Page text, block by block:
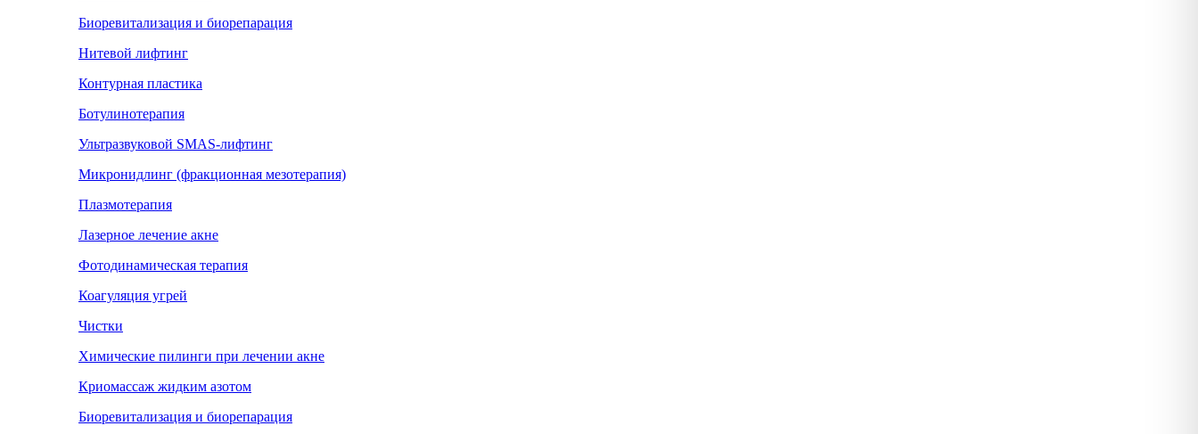
Биоревитализация и биорепарация
Нитевой лифтинг
Контурная пластика
Ботулинотерапия
Ультразвуковой SMAS-лифтинг
Микронидлинг (фракционная мезотерапия)
Плазмотерапия
Лазерное лечение акне
Фотодинамическая терапия
Коагуляция угрей
Чистки
Химические пилинги при лечении акне
Криомассаж жидким азотом
Биоревитализация и биорепарация